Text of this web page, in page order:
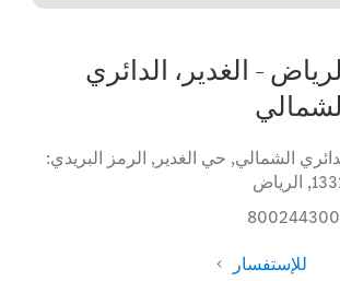
– الغدير، الدائري
الشمالي, حي الغدير , الرمز البريدي:
, الرياض
للإستفسار